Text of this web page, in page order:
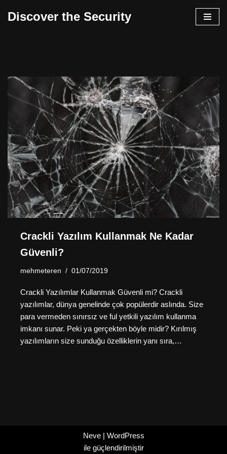
Discover the Security
Crackli Yazılım Kullanmak Ne Kadar
Güvenli?
mehmeteren 01/07/2019
Crackli Yazılımlar Kullanmak Güvenli mi? Crackli
yazılımlar, dünya genelinde çok popülerdir aslında. Size
para vermeden sınırsız ve ful yetkili yazılım kullanma
imkanı sunar. Peki ya gerçekten böyle midir? Kırılmış
yazılımların size sunduğu özelliklerin yanı sıra,…
Neve| WordPress
ile güçlendirilmiştir